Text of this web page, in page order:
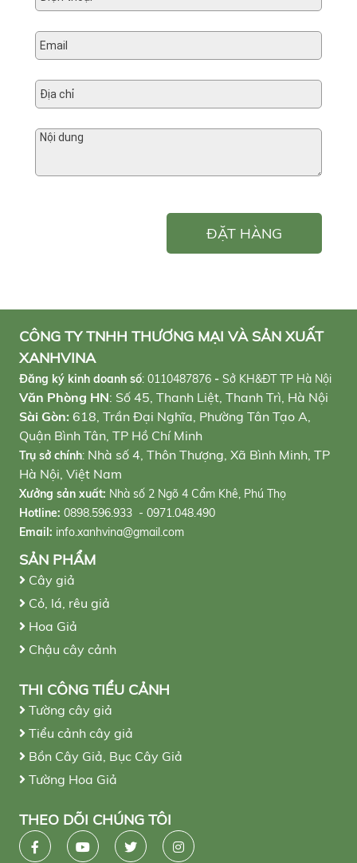
ĐẶT HÀNG
CÔNG TY TNHH THƯƠNG MẠI VÀ SẢN XUẤT
XANHVINA
Đăng ký kinh doanh số: 0110487876 - Sở KH&ĐT TP Hà Nội
Văn Phòng HN: Số 45, Thanh Liệt, Thanh Trì, Hà Nội
Sài Gòn: 618, Trần Đại Nghĩa, Phường Tân Tạo A,
Quận Bình Tân, TP Hồ Chí Minh
Trụ sở chính: Nhà số 4, Thôn Thượng, Xã Bình Minh, TP
Hà Nội, Việt Nam
Xưởng sản xuất: Nhà số 2 Ngõ 4 Cẩm Khê, Phú Thọ
Hotline: 0898.596.933 - 0971.048.490
Email: info.xanhvina@gmail.com
SẢN PHẨM
Cây giả
Cỏ, lá, rêu giả
Hoa Giả
Chậu cây cảnh
THI CÔNG TIỂU CẢNH
Tường cây giả
Tiểu cảnh cây giả
Bồn Cây Giả, Bục Cây Giả
Tường Hoa Giả
THEO DÕI CHÚNG TÔI